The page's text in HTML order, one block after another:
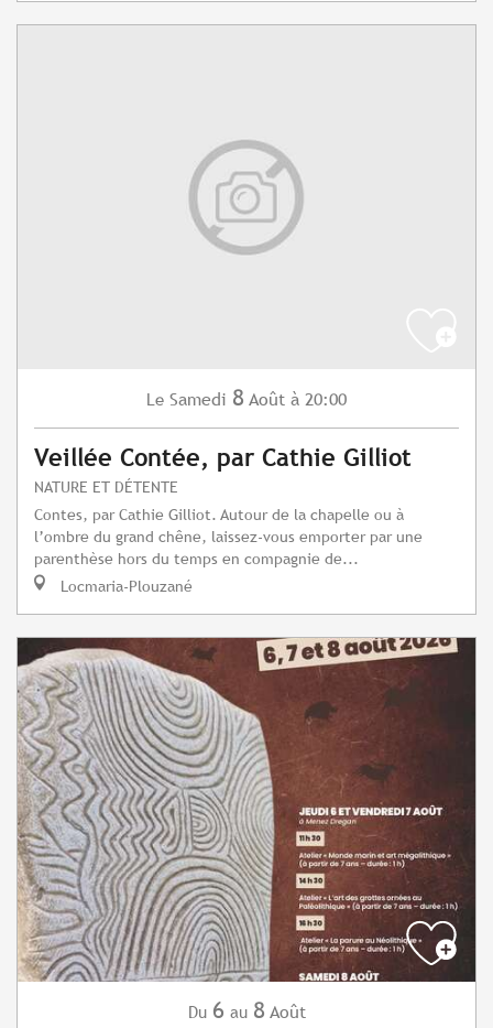
Le Samedi 8 Août à 20:00
Veillée Contée, par Cathie Gilliot
NATURE ET DÉTENTE
Contes, par Cathie Gilliot. Autour de la chapelle ou à
l’ombre du grand chêne, laissez-vous emporter par une
parenthèse hors du temps en compagnie de...
Locmaria-Plouzané
Du 6 au 8 Août